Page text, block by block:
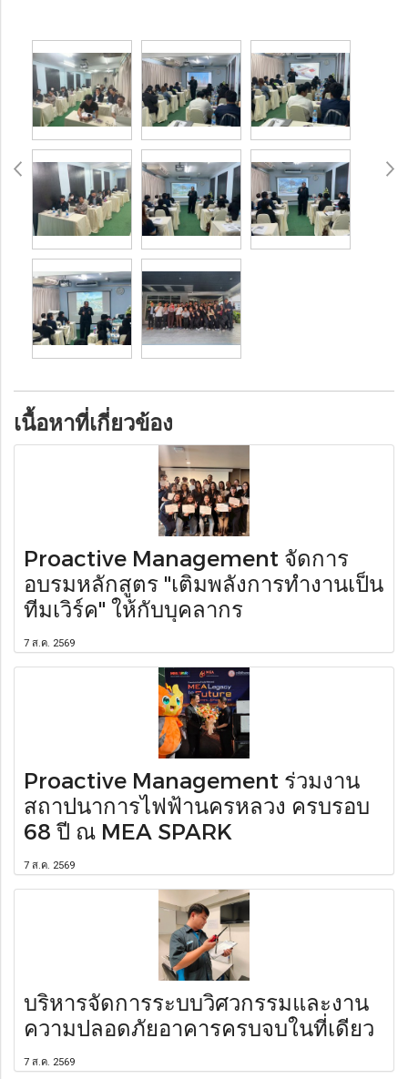
เนื้อหาที่เกี่ยวข้อง
Proactive Management จัดการ
อบรมหลักสูตร "เติมพลังการทำงานเป็น
ทีมเวิร์ค" ให้กับบุคลากร
7 ส.ค. 2569
Proactive Management ร่วมงาน
สถาปนาการไฟฟ้านครหลวง ครบรอบ
68 ปี ณ MEA SPARK
7 ส.ค. 2569
บริหารจัดการระบบวิศวกรรมและงาน
ความปลอดภัยอาคารครบจบในที่เดียว
7 ส.ค. 2569